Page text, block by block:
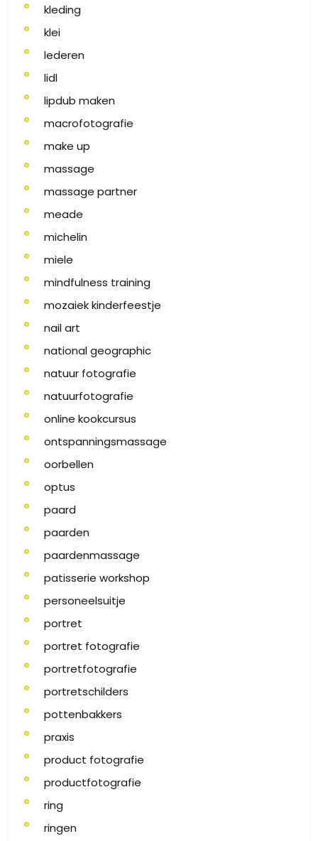
kleding
klei
lederen
lidl
lipdub maken
macrofotografie
make up
massage
massage partner
meade
michelin
miele
mindfulness training
mozaiek kinderfeestje
nail art
national geographic
natuur fotografie
natuurfotografie
online kookcursus
ontspanningsmassage
oorbellen
optus
paard
paarden
paardenmassage
patisserie workshop
personeelsuitje
portret
portret fotografie
portretfotografie
portretschilders
pottenbakkers
praxis
product fotografie
productfotografie
ring
ringen